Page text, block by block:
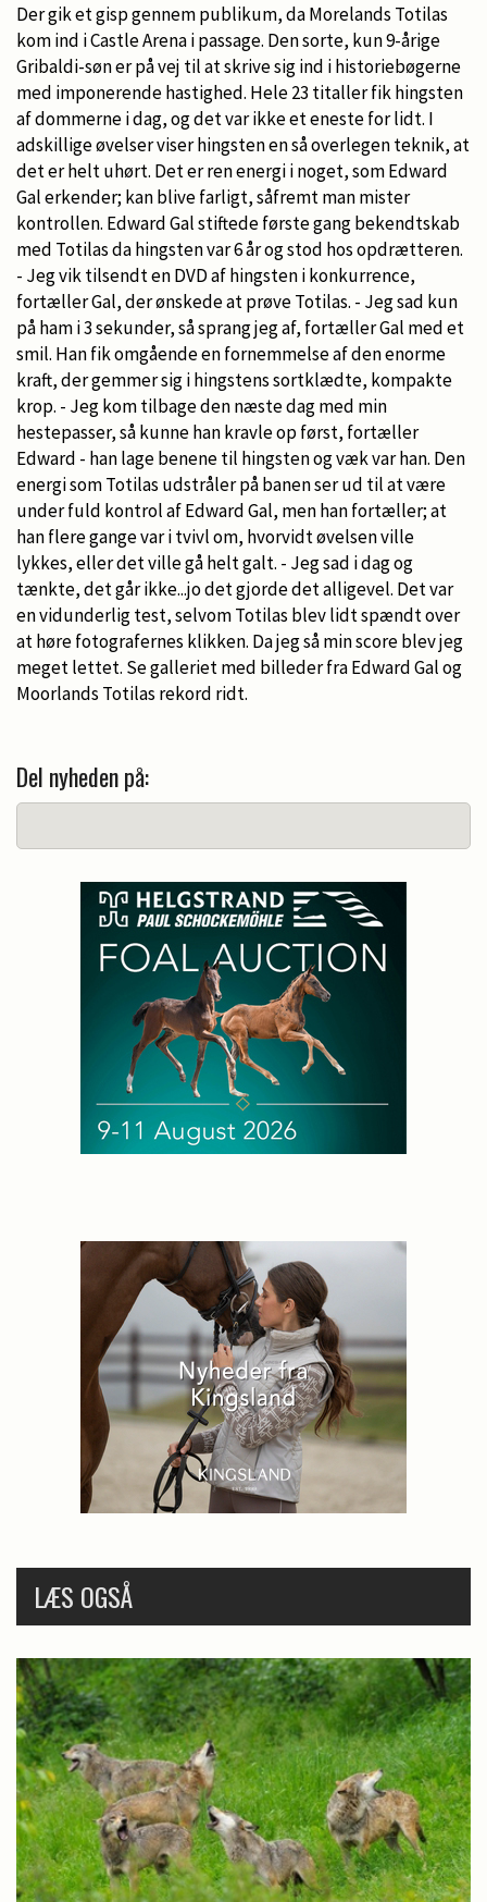
Der gik et gisp gennem publikum, da Morelands Totilas
kom ind i Castle Arena i passage. Den sorte, kun 9-årige
Gribaldi-søn er på vej til at skrive sig ind i historiebøgerne
med imponerende hastighed. Hele 23 titaller fik hingsten
af dommerne i dag, og det var ikke et eneste for lidt. I
adskillige øvelser viser hingsten en så overlegen teknik, at
det er helt uhørt. Det er ren energi i noget, som Edward
Gal erkender; kan blive farligt, såfremt man mister
kontrollen. Edward Gal stiftede første gang bekendtskab
med Totilas da hingsten var 6 år og stod hos opdrætteren.
- Jeg vik tilsendt en DVD af hingsten i konkurrence,
fortæller Gal, der ønskede at prøve Totilas. - Jeg sad kun
på ham i 3 sekunder, så sprang jeg af, fortæller Gal med et
smil. Han fik omgående en fornemmelse af den enorme
kraft, der gemmer sig i hingstens sortklædte, kompakte
krop. - Jeg kom tilbage den næste dag med min
hestepasser, så kunne han kravle op først, fortæller
Edward - han lage benene til hingsten og væk var han. Den
energi som Totilas udstråler på banen ser ud til at være
under fuld kontrol af Edward Gal, men han fortæller; at
han flere gange var i tvivl om, hvorvidt øvelsen ville
lykkes, eller det ville gå helt galt. - Jeg sad i dag og
tænkte, det går ikke...jo det gjorde det alligevel. Det var
en vidunderlig test, selvom Totilas blev lidt spændt over
at høre fotografernes klikken. Da jeg så min score blev jeg
meget lettet. Se galleriet med billeder fra Edward Gal og
Moorlands Totilas rekord ridt.
Del nyheden på:
LÆS OGSÅ